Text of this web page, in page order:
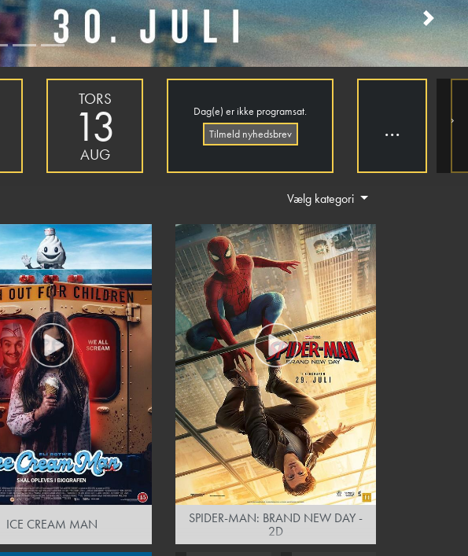
Next
TORS
13
AUG
Dag(e) er ikke programsat.
Tilmeld nyhedsbrev
... ›
Vælg kategori
ICE CREAM MAN
SPIDER-MAN: BRAND NEW DAY -
2D